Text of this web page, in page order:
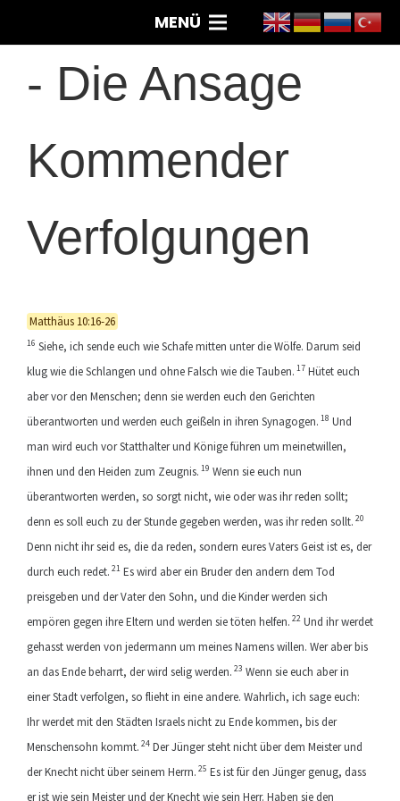
MENÜ
- Die Ansage
Kommender
Verfolgungen
Matthäus 10:16-26
16 Siehe, ich sende euch wie Schafe mitten unter die Wölfe. Darum seid
klug wie die Schlangen und ohne Falsch wie die Tauben. 17 Hütet euch
aber vor den Menschen; denn sie werden euch den Gerichten
überantworten und werden euch geißeln in ihren Synagogen. 18 Und
man wird euch vor Statthalter und Könige führen um meinetwillen,
ihnen und den Heiden zum Zeugnis. 19 Wenn sie euch nun
überantworten werden, so sorgt nicht, wie oder was ihr reden sollt;
denn es soll euch zu der Stunde gegeben werden, was ihr reden sollt. 20
Denn nicht ihr seid es, die da reden, sondern eures Vaters Geist ist es, der
durch euch redet. 21 Es wird aber ein Bruder den andern dem Tod
preisgeben und der Vater den Sohn, und die Kinder werden sich
empören gegen ihre Eltern und werden sie töten helfen. 22 Und ihr werdet
gehasst werden von jedermann um meines Namens willen. Wer aber bis
an das Ende beharrt, der wird selig werden. 23 Wenn sie euch aber in
einer Stadt verfolgen, so flieht in eine andere. Wahrlich, ich sage euch:
Ihr werdet mit den Städten Israels nicht zu Ende kommen, bis der
Menschensohn kommt. 24 Der Jünger steht nicht über dem Meister und
der Knecht nicht über seinem Herrn. 25 Es ist für den Jünger genug, dass
er ist wie sein Meister und der Knecht wie sein Herr. Haben sie den